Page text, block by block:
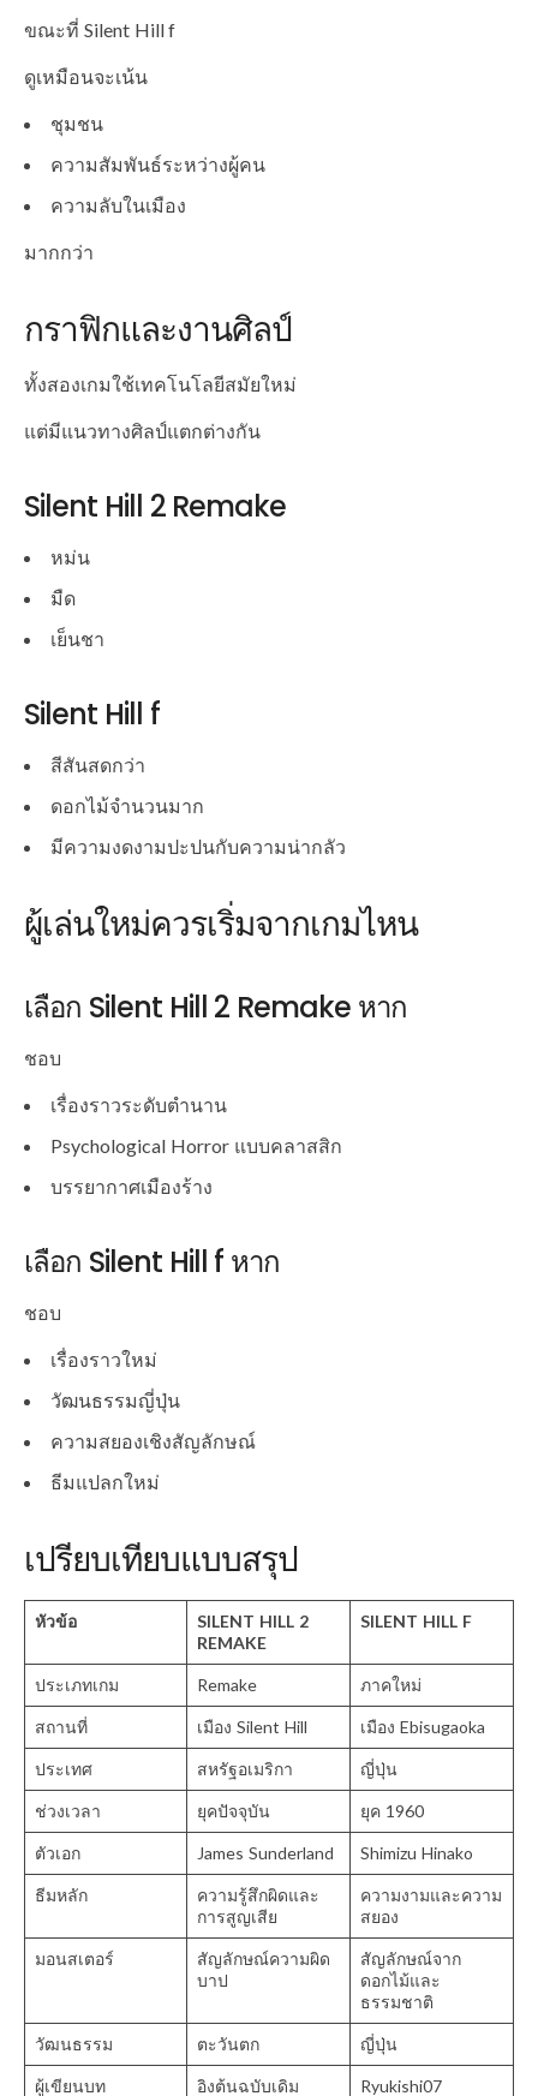
ขณะที่ Silent Hill f
ดูเหมือนจะเน้น
ชุมชน
ความสัมพันธ์ระหว่างผู้คน
ความลับในเมือง
มากกว่า
กราฟิกและงานศิลป์
ทั้งสองเกมใช้เทคโนโลยีสมัยใหม่
แต่มีแนวทางศิลป์แตกต่างกัน
Silent Hill 2 Remake
หม่น
มืด
เย็นชา
Silent Hill f
สีสันสดกว่า
ดอกไม้จำนวนมาก
มีความงดงามปะปนกับความน่ากลัว
ผู้เล่นใหม่ควรเริ่มจากเกมไหน
เลือก Silent Hill 2 Remake หาก
ชอบ
เรื่องราวระดับตำนาน
Psychological Horror แบบคลาสสิก
บรรยากาศเมืองร้าง
เลือก Silent Hill f หาก
ชอบ
เรื่องราวใหม่
วัฒนธรรมญี่ปุ่น
ความสยองเชิงสัญลักษณ์
ธีมแปลกใหม่
เปรียบเทียบแบบสรุป
หัวข้อ
SILENT HILL 2
REMAKE
SILENT HILL F
ประเภทเกม Remake ภาคใหม่
สถานที่ เมือง Silent Hill เมือง Ebisugaoka
ประเทศ สหรัฐอเมริกา ญี่ปุ่น
ช่วงเวลา ยุคปัจจุบัน ยุค 1960
ตัวเอก James Sunderland Shimizu Hinako
ธีมหลัก
ความรู้สึกผิดและ
การสูญเสีย
ความงามและความ
สยอง
มอนสเตอร์
สัญลักษณ์ความผิด
บาป
สัญลักษณ์จาก
ดอกไม้และ
ธรรมชาติ
วัฒนธรรม ตะวันตก ญี่ปุ่น
ผู้เขียนบท อิงต้นฉบับเดิม Ryukishi07